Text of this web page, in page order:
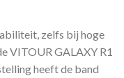
zelfs bij hoge
VITOUR GALAXY R1
heeft de band